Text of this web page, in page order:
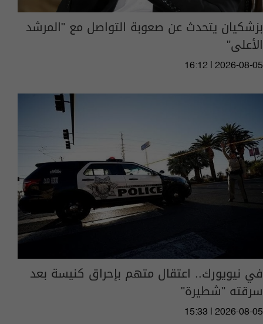
بزشكيان يتحدث عن صعوبة التواصل مع "المرشد
الأعلى"
16:12 | 2026-08-05
في نيويورك.. اعتقال متهم بإحراق كنيسة بعد
سرقته "شطيرة"
15:33 | 2026-08-05